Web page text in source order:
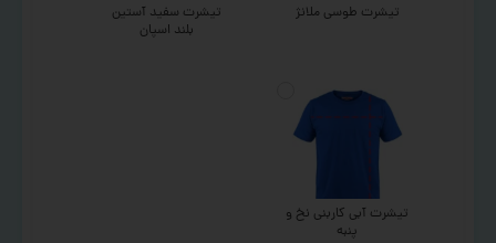
تیشرت طوسی ملانژ
تیشرت سفید آستین
بلند اسپان
تیشرت آبی کاربنی نخ و
پنبه